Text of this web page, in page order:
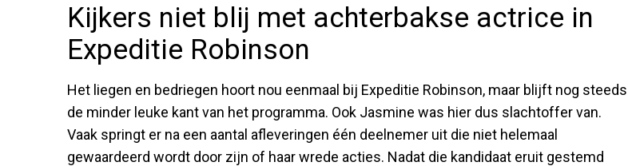
Kijkers niet blij met achterbakse actrice in
Expeditie Robinson
Het liegen en bedriegen hoort nou eenmaal bij Expeditie Robinson, maar blijft nog steeds
de minder leuke kant van het programma. Ook Jasmine was hier dus slachtoffer van.
Vaak springt er na een aantal afleveringen één deelnemer uit die niet helemaal
gewaardeerd wordt door zijn of haar wrede acties. Nadat die kandidaat eruit gestemd